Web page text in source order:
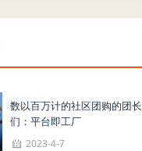
数以百万计的社区团购的团长
们：平台即工厂
2023-4-7